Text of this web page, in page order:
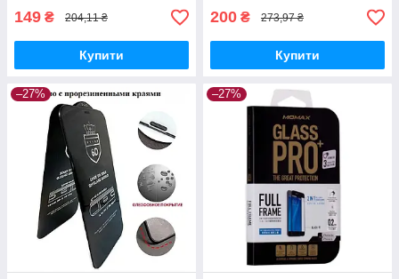
149 ₴ 204,11 ₴
Купити
200 ₴ 273,97 ₴
Купити
–27% –27%